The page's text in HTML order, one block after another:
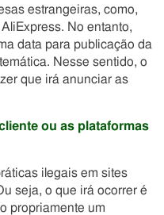
estrangeiras, como,
No entanto,
data para publicação da
Nesse sentido, o
que irá anunciar as
ou as plataformas
ilegais em sites
seja, o que irá ocorrer é
propriamente um